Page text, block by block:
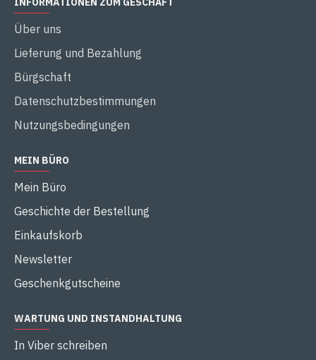
Über uns
Lieferung und Bezahlung
Bürgschaft
Datenschutzbestimmungen
Nutzungsbedingungen
MEIN BÜRO
Mein Büro
Geschichte der Bestellung
Einkaufskorb
Newsletter
Geschenkgutscheine
WARTUNG UND INSTANDHALTUNG
In Viber schreiben